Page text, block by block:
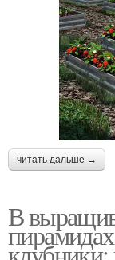
читать дальше →
В